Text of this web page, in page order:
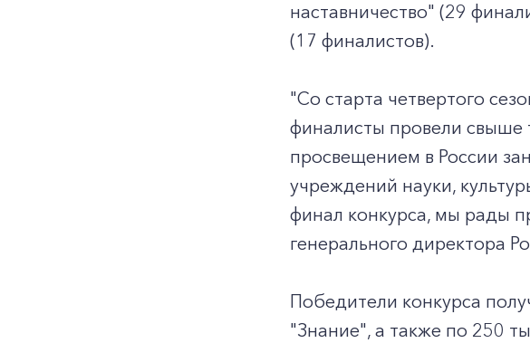
наставничество" (29
(17 финалистов).
"Со старта четвертого
финалисты провели свыше
просвещением в России
учреждений науки,
финал конкурса, мы рады
генерального директора
Победители конкурса
"Знание", а также по 250